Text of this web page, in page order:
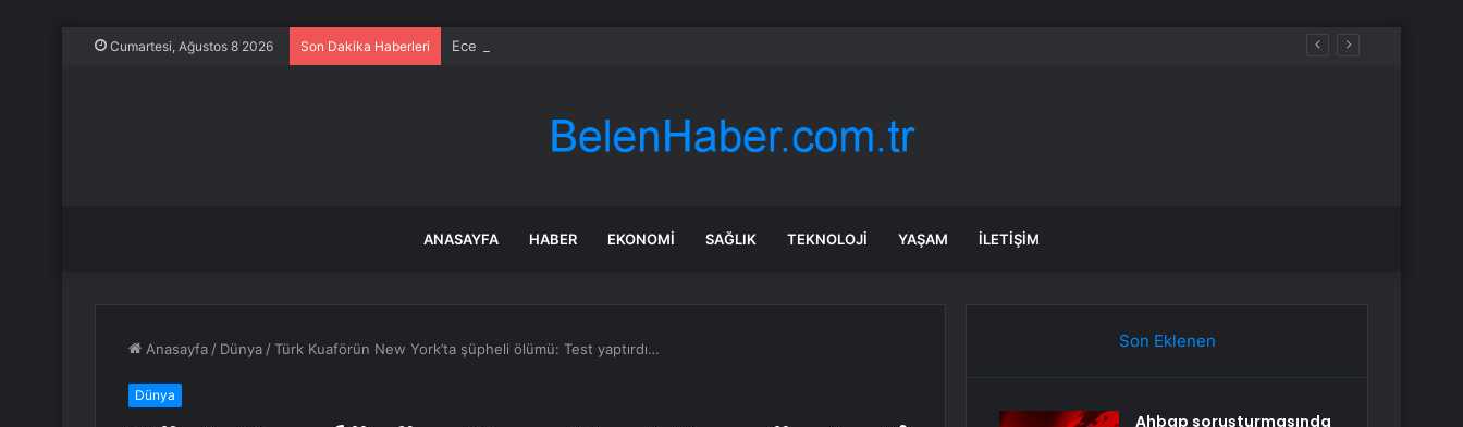
Cumartesi, Ağustos 8 2026 Son Dakika Haberleri Ece Erken’den ‘yasak aşk’ açıklaması: Hukuki yollara başvuruyor
ANASAYFA HABER EKONOMI SAĞLIK TEKNOLOJI YAŞAM İLETIŞIM
Anasayfa / Dünya /Türk Kuaförün New York’ta şüpheli ölümü: Test yaptırdı…
Dünya
Son Eklenen
Ahbap soruşturmasında